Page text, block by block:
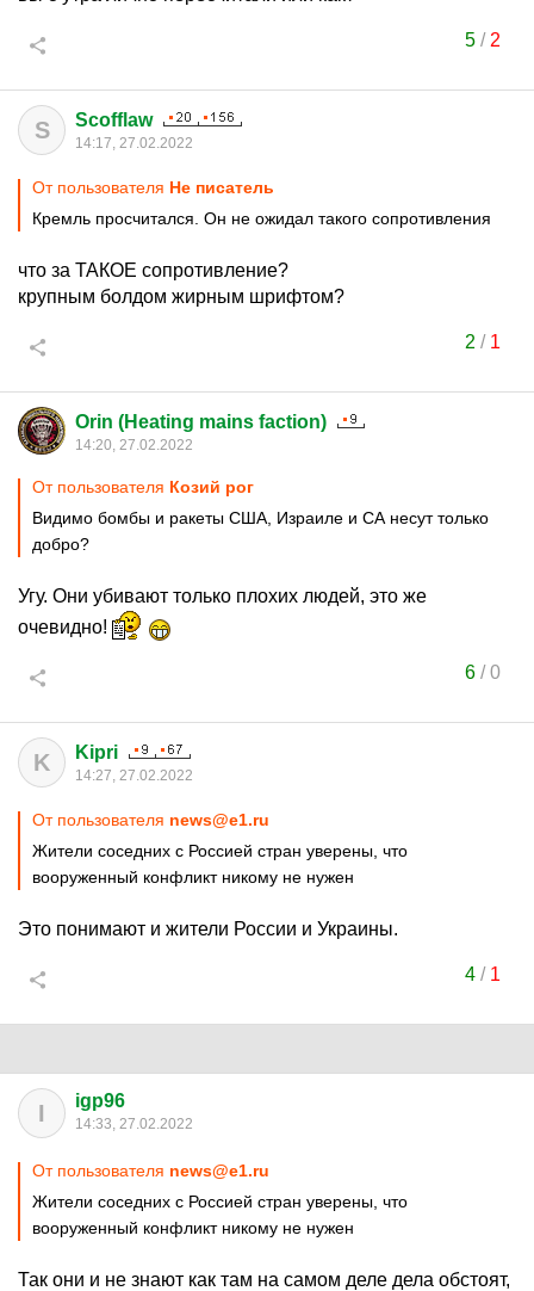
5/ 2
S Scofflaw
14:17, 27.02.2022
От пользователя Не писатель
Кремль просчитался. Он не ожидал такого сопротивления
что за ТАКОЕ сопротивление?
крупным болдом жирным шрифтом?
2 / 1
Orin (Heating mains faction)
14:20, 27.02.2022
От пользователя Козий рог
Видимо бомбы и ракеты США, Израиле и СА несут только
добро?
Угу. Они убивают только плохих людей, это же
очевидно!
6/0
K Kipri
14:27, 27.02.2022
От пользователя news@e1.ru
Жители соседних с Россией стран уверены, что
вооруженный конфликт никому не нужен
Это понимают и жители России и Украины.
4/ 1
I igp96
14:33, 27.02.2022
От пользователя news@e1.ru
Жители соседних с Россией стран уверены, что
вооруженный конфликт никому не нужен
Так они и не знают как там на самом деле дела обстоят,